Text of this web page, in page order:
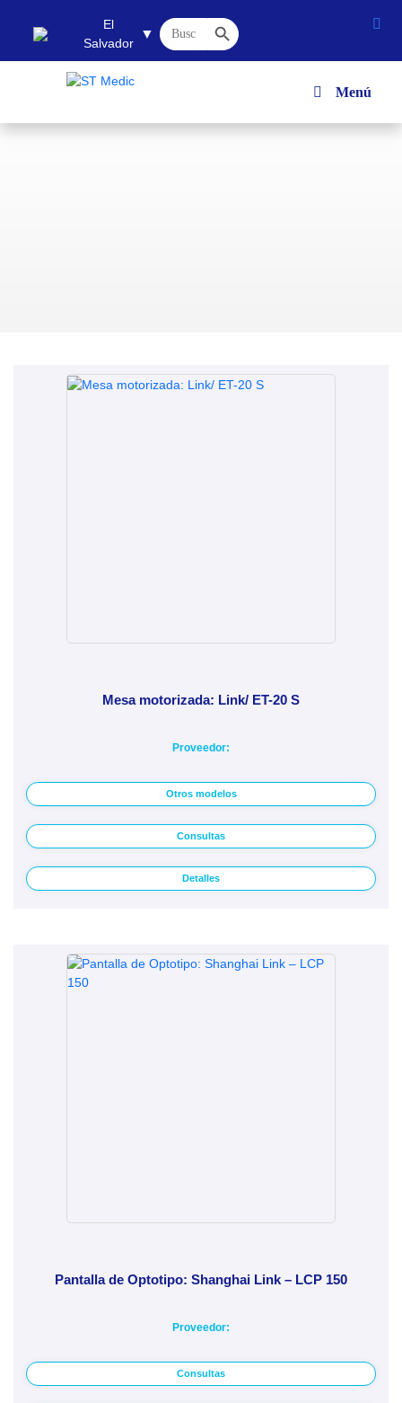
El
Salvador
▼
Buscar: Botón de búsqueda
Menú
Mesa motorizada: Link/ ET-20 S
Proveedor:
Otros modelos
Consultas
Detalles
Pantalla de Optotipo: Shanghai Link – LCP 150
Proveedor:
Consultas